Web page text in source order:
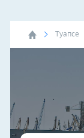
Туапсе